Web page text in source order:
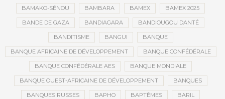
BAMAKO-SÉNOU BAMBARA BAMEX BAMEX 2025
BANDE DE GAZA BANDIAGARA BANDIOUGOU DANTÉ
BANDITISME BANGUI BANQUE
BANQUE AFRICAINE DE DÉVELOPPEMENT BANQUE CONFÉDÉRALE
BANQUE CONFÉDÉRALE AES BANQUE MONDIALE
BANQUE OUEST-AFRICAINE DE DÉVELOPPEMENT BANQUES
BANQUES RUSSES BAPHO BAPTÊMES BARIL